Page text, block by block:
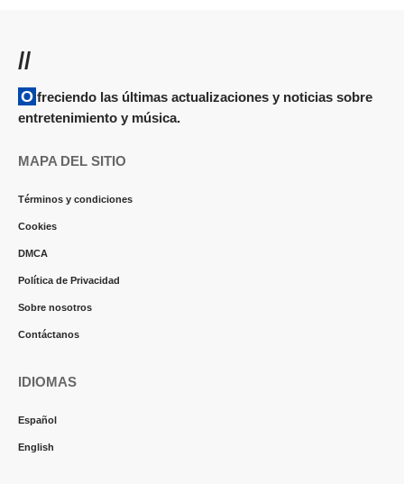
//
Ofreciendo las últimas actualizaciones y noticias sobre
entretenimiento y música.
MAPA DEL SITIO
Términos y condiciones
Cookies
DMCA
Política de Privacidad
Sobre nosotros
Contáctanos
IDIOMAS
Español
English